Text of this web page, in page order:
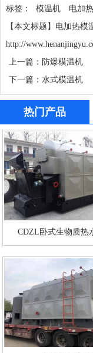
标签： 模温机
电加
【本文标题】电加热模
http://
上一篇：防爆模温机
下一篇：水式模温机
热门产品
CDZL卧式生物质热